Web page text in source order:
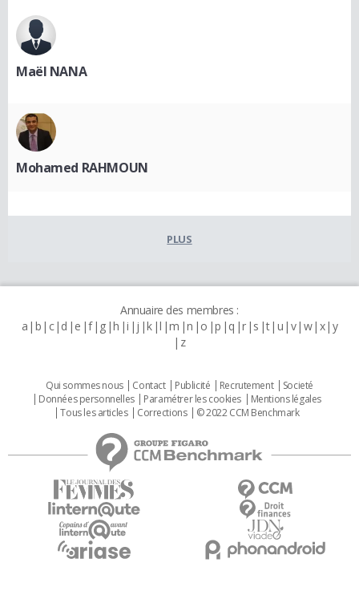
Maël NANA
Mohamed RAHMOUN
PLUS
Annuaire des membres :
a b c d e f g h i j k l m n o p q r s t u v w x y
z
Qui sommes nous Contact Publicité Recrutement
Societé
Données personnelles
Paramétrer les cookies
Mentions légales
Tous les articles
Corrections © 2022 CCM Benchmark